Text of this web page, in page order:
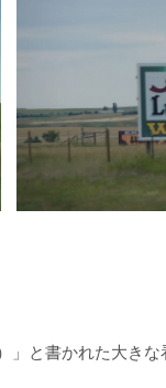
と書かれた大き